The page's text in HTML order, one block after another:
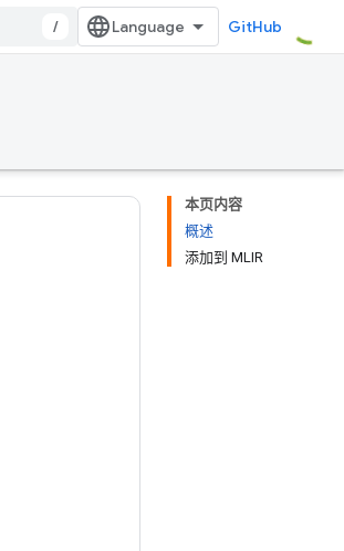
/ GitHub
本页内容
概述
添加到 MLIR